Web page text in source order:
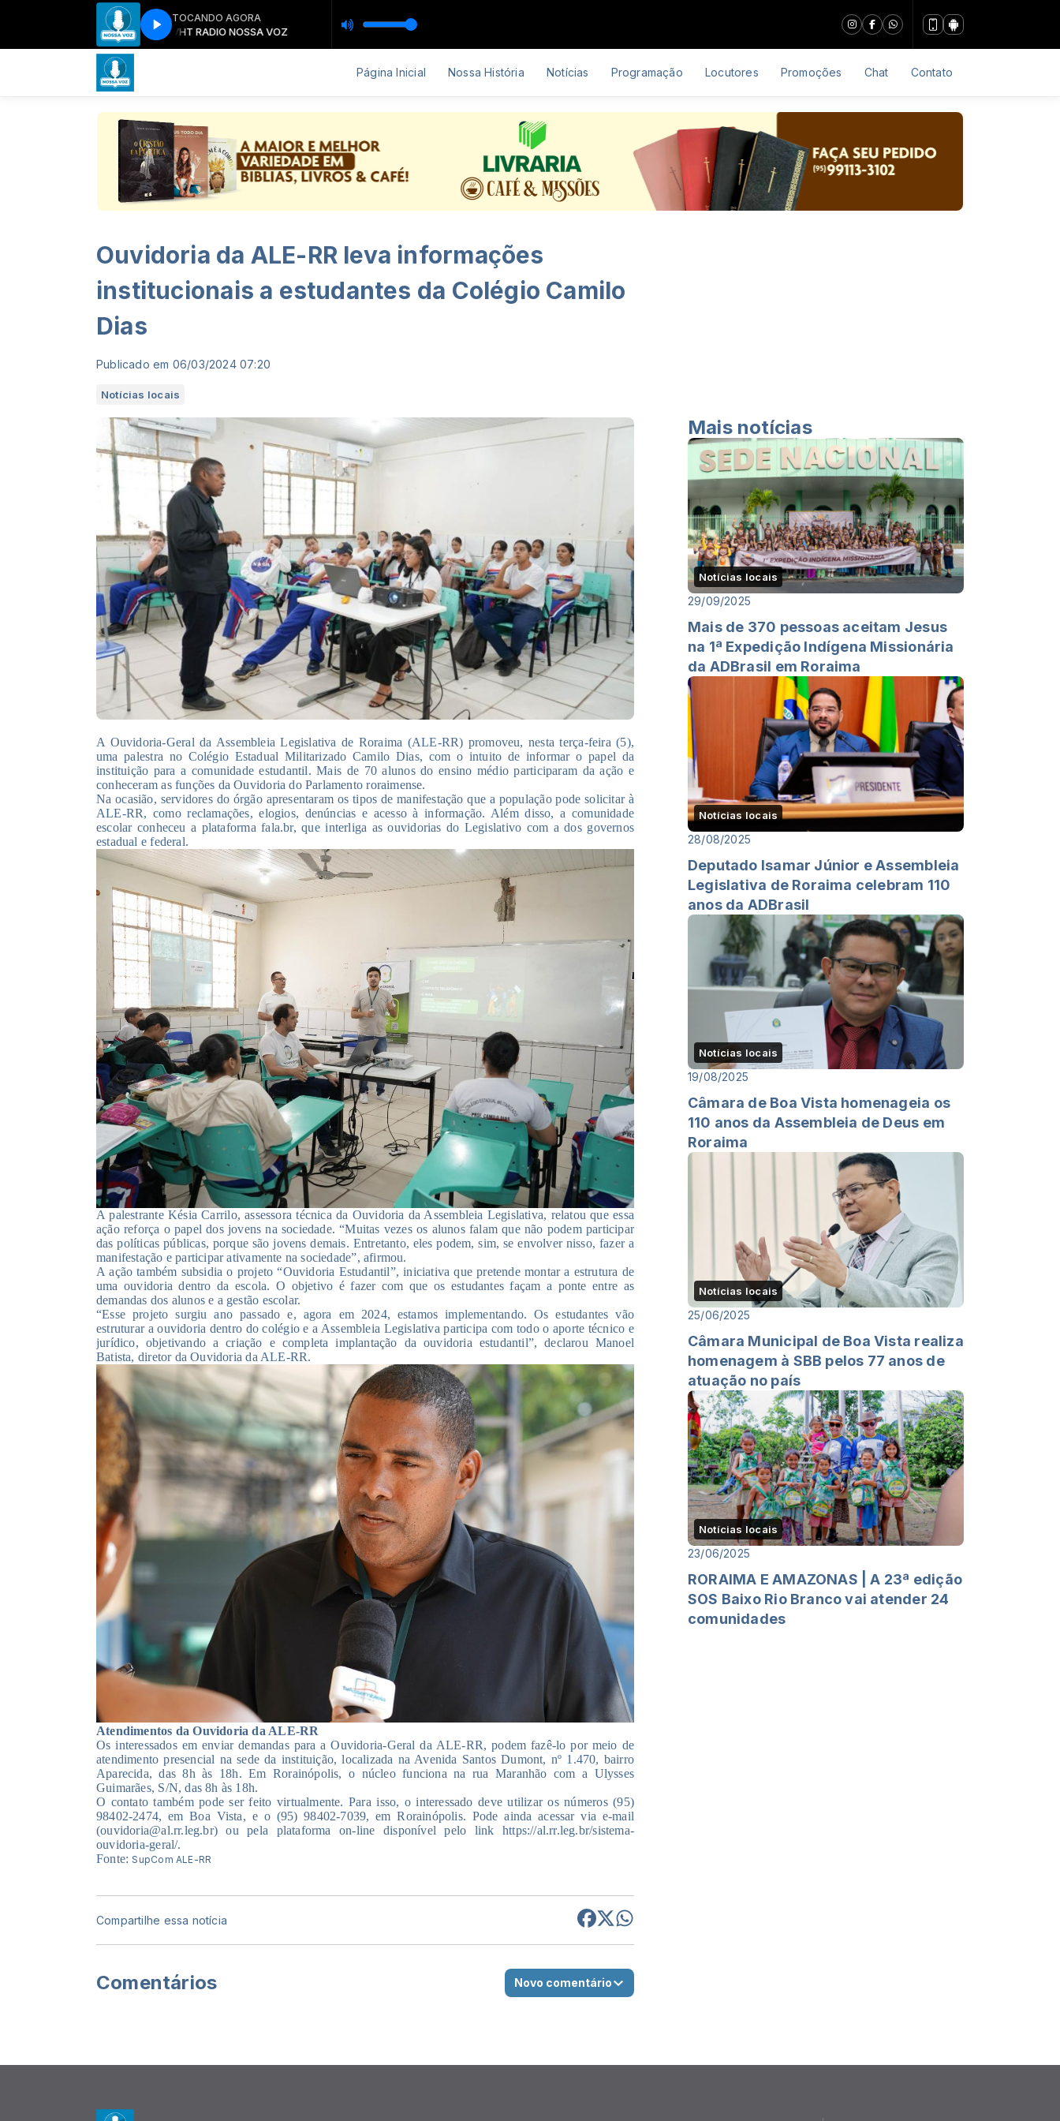
TOCANDO AGORA
RADIO NOSSA VOZ VHT RADIO NOSSA VOZ
Página Inicial Nossa História Notícias Programação Locutores Promoções Chat Contato
Ouvidoria da ALE-RR leva informações
institucionais a estudantes da Colégio Camilo
Dias
Publicado em 06/03/2024 07:20
Notícias locais
A Ouvidoria-Geral da Assembleia Legislativa de Roraima (ALE-RR) promoveu, nesta terça-feira (5),
uma palestra no Colégio Estadual Militarizado Camilo Dias, com o intuito de informar o papel da
instituição para a comunidade estudantil. Mais de 70 alunos do ensino médio participaram da ação e
conheceram as funções da Ouvidoria do Parlamento roraimense.
Na ocasião, servidores do órgão apresentaram os tipos de manifestação que a população pode solicitar à
ALE-RR, como reclamações, elogios, denúncias e acesso à informação. Além disso, a comunidade
escolar conheceu a plataforma fala.br, que interliga as ouvidorias do Legislativo com a dos governos
estadual e federal.
A palestrante Késia Carrilo, assessora técnica da Ouvidoria da Assembleia Legislativa, relatou que essa
ação reforça o papel dos jovens na sociedade. “Muitas vezes os alunos falam que não podem participar
das políticas públicas, porque são jovens demais. Entretanto, eles podem, sim, se envolver nisso, fazer a
manifestação e participar ativamente na sociedade”, afirmou.
A ação também subsidia o projeto “Ouvidoria Estudantil”, iniciativa que pretende montar a estrutura de
uma ouvidoria dentro da escola. O objetivo é fazer com que os estudantes façam a ponte entre as
demandas dos alunos e a gestão escolar.
“Esse projeto surgiu ano passado e, agora em 2024, estamos implementando. Os estudantes vão
estruturar a ouvidoria dentro do colégio e a Assembleia Legislativa participa com todo o aporte técnico e
jurídico, objetivando a criação e completa implantação da ouvidoria estudantil”, declarou Manoel
Batista, diretor da Ouvidoria da ALE-RR.
Atendimentos da Ouvidoria da ALE-RR
Os interessados em enviar demandas para a Ouvidoria-Geral da ALE-RR, podem fazê-lo por meio de
atendimento presencial na sede da instituição, localizada na Avenida Santos Dumont, nº 1.470, bairro
Aparecida, das 8h às 18h. Em Rorainópolis, o núcleo funciona na rua Maranhão com a Ulysses
Guimarães, S/N, das 8h às 18h.
O contato também pode ser feito virtualmente. Para isso, o interessado deve utilizar os números (95)
98402-2474, em Boa Vista, e o (95) 98402-7039, em Rorainópolis. Pode ainda acessar via e-mail
(ouvidoria@al.rr.leg.br) ou pela plataforma on-line disponível pelo link https://al.rr.leg.br/sistema-
ouvidoria-geral/.
Fonte:SupCom ALE-RR
Compartilhe essa notícia
Comentários Novo comentário
Mais notícias
Notícias locais
29/09/2025
Mais de 370 pessoas aceitam Jesus
na 1ª Expedição Indígena Missionária
da ADBrasil em Roraima
Notícias locais
28/08/2025
Deputado Isamar Júnior e Assembleia
Legislativa de Roraima celebram 110
anos da ADBrasil
Notícias locais
19/08/2025
Câmara de Boa Vista homenageia os
110 anos da Assembleia de Deus em
Roraima
Notícias locais
25/06/2025
Câmara Municipal de Boa Vista realiza
homenagem à SBB pelos 77 anos de
atuação no país
Notícias locais
23/06/2025
RORAIMA E AMAZONAS | A 23ª edição
SOS Baixo Rio Branco vai atender 24
comunidades